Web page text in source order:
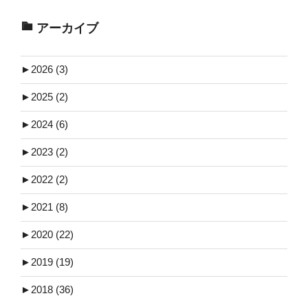
アーカイブ
► 2026 (3)
► 2025 (2)
► 2024 (6)
► 2023 (2)
► 2022 (2)
► 2021 (8)
► 2020 (22)
► 2019 (19)
► 2018 (36)